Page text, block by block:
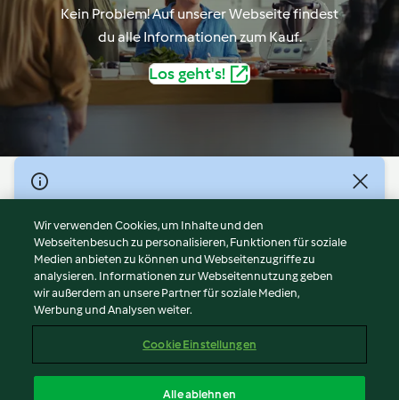
Kein Problem! Auf unserer Webseite findest
du alle Informationen zum Kauf.
Los geht's!
© Copyright 2026
Nutzungsbedingungen
Datenschutzrichtlinien
Disclaimer
Impressum
Cookies
Abo kündigen
Wir verwenden Cookies, um Inhalte und den
Webseitenbesuch zu personalisieren, Funktionen für soziale
Medien anbieten zu können und Webseitenzugriffe zu
analysieren. Informationen zur Webseitennutzung geben
wir außerdem an unsere Partner für soziale Medien,
Werbung und Analysen weiter.
Cookie Einstellungen
Alle ablehnen